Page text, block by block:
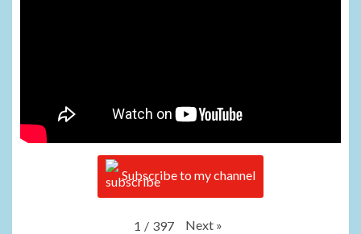
Subscribe to my channel
1 / 397 Next »